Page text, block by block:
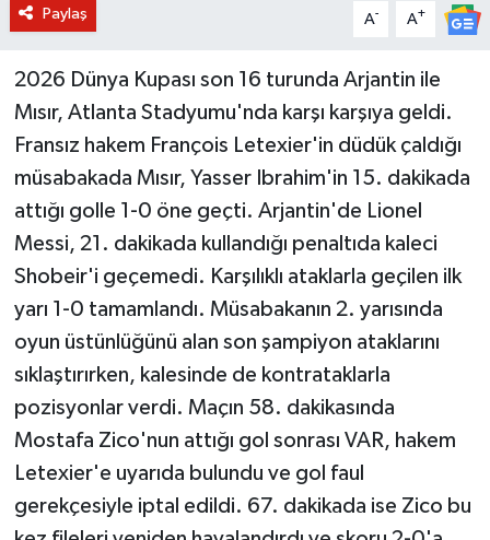
Paylaş A- A+
2026 Dünya Kupası son 16 turunda Arjantin ile
Mısır, Atlanta Stadyumu'nda karşı karşıya geldi.
Fransız hakem François Letexier'in düdük çaldığı
müsabakada Mısır, Yasser Ibrahim'in 15. dakikada
attığı golle 1-0 öne geçti. Arjantin'de Lionel
Messi, 21. dakikada kullandığı penaltıda kaleci
Shobeir'i geçemedi. Karşılıklı ataklarla geçilen ilk
yarı 1-0 tamamlandı. Müsabakanın 2. yarısında
oyun üstünlüğünü alan son şampiyon ataklarını
sıklaştırırken, kalesinde de kontrataklarla
pozisyonlar verdi. Maçın 58. dakikasında
Mostafa Zico'nun attığı gol sonrası VAR, hakem
Letexier'e uyarıda bulundu ve gol faul
gerekçesiyle iptal edildi. 67. dakikada ise Zico bu